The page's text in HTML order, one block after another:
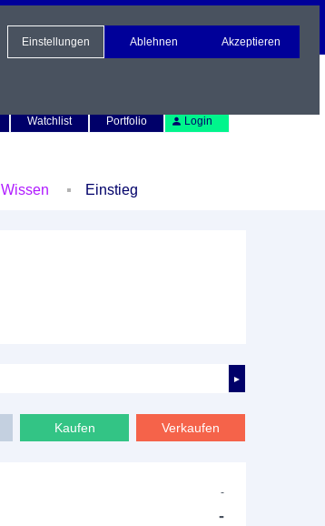
Watchlist Portfolio Login
Wissen Einstieg
►
Verkaufen
Kaufen
-
-
Einstellungen Ablehnen Akzeptieren